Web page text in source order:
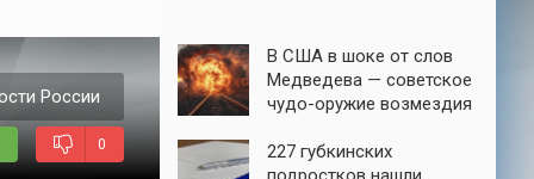
России
0
В США в шоке от слов
Медведева — советское
чудо-оружие возмездия
227 губкинских